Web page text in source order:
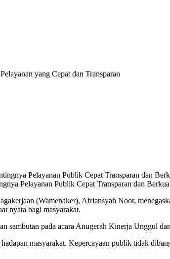
yang Cepat dan Transparan
Pelayanan Publik Cepat Transparan dan
(Wamenaker), Afriansyah Noor,
nyata bagi masyarakat.
sambutan pada acara Anugerah Kinerja Unggul
masyarakat. Kepercayaan publik tidak